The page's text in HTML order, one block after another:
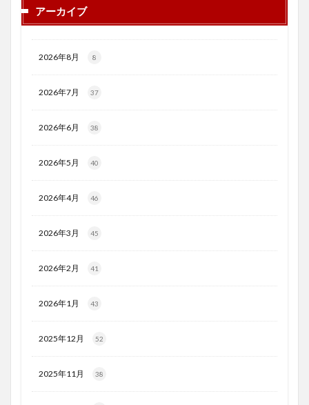
アーカイブ
2026年8月 8
2026年7月 37
2026年6月 38
2026年5月 40
2026年4月 46
2026年3月 45
2026年2月 41
2026年1月 43
2025年12月 52
2025年11月 38